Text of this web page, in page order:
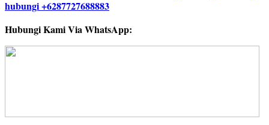
Hubungi Kami Via WhatsApp: